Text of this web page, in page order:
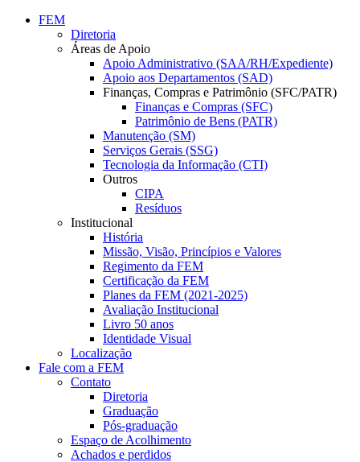
Conteúdo principal
FEM
Diretoria
Áreas de Apoio
Apoio Administrativo (SAA/RH/Expediente)
Apoio aos Departamentos (SAD)
Finanças, Compras e Patrimônio (SFC/PATR)
Finanças e Compras (SFC)
Patrimônio de Bens (PATR)
Manutenção (SM)
Serviços Gerais (SSG)
Tecnologia da Informação (CTI)
Outros
CIPA
Resíduos
Institucional
História
Missão, Visão, Princípios e Valores
Regimento da FEM
Certificação da FEM
Planes da FEM (2021-2025)
Avaliação Institucional
Livro 50 anos
Identidade Visual
Localização
Fale com a FEM
Contato
Diretoria
Graduação
Pós-graduação
Espaço de Acolhimento
Achados e perdidos